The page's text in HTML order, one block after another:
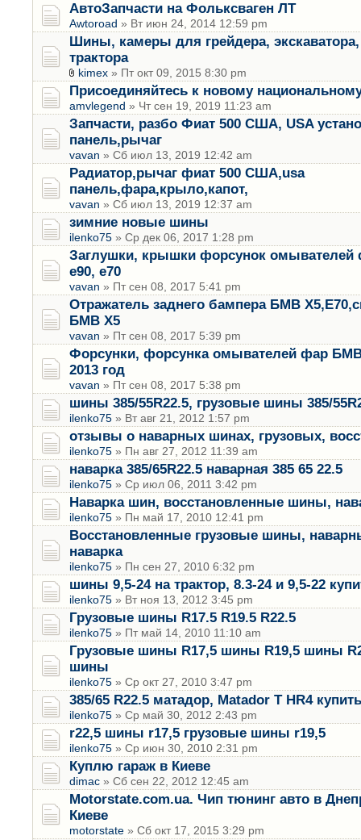
АвтоЗапчасти на Фольксваген ЛТ
Awtoroad » Вт июн 24, 2014 12:59 pm
Шины, камеры для грейдера, экскаватора,
трактора
kimex » Пт окт 09, 2015 8:30 pm
Присоединяйтесь к новому
amvlegend » Чт сен 19, 2019 11:23 am
Запчасти, разбо Фиат 500 США, USA
панель,рычаг
vavan » Сб июл 13, 2019 12:42 am
Радиатор,рычаг фиат 500 США,usa
панель,фара,крыло,капот,
vavan » Сб июл 13, 2019 12:37 am
зимние новые шины
ilenko75 » Ср дек 06, 2017 1:28 pm
Заглушки, крышки форсунок
е90, е70
vavan » Пт сен 08, 2017 5:41 pm
Отражатель заднего бампера БМВ
БМВ Х5
vavan » Пт сен 08, 2017 5:39 pm
Форсунки, форсунка омывателей фар БМВ
2013 год
vavan » Пт сен 08, 2017 5:38 pm
шины 385/55R22.5, грузовые шины 385/
ilenko75 » Вт авг 21, 2012 1:57 pm
отзывы о наварных шинах, грузовых,
ilenko75 » Пн авг 27, 2012 11:39 am
наварка 385/65R22.5 наварная 385 65 22.5
ilenko75 » Ср июл 06, 2011 3:42 pm
Наварка шин, восстановленные шины,
ilenko75 » Пн май 17, 2010 12:41 pm
Восстановленные грузовые шины,
наварка
ilenko75 » Пн сен 27, 2010 6:32 pm
шины 9,5-24 на трактор, 8.3-24 и 9,5-22
ilenko75 » Вт ноя 13, 2012 3:45 pm
Грузовые шины R17.5 R19.5 R22.5
ilenko75 » Пт май 14, 2010 11:10 am
Грузовые шины R17,5 шины R19,5 шины
шины
ilenko75 » Ср окт 27, 2010 3:47 pm
385/65 R22.5 матадор, Matador T HR4
ilenko75 » Ср май 30, 2012 2:43 pm
r22,5 шины r17,5 грузовые шины r19,5
ilenko75 » Ср июн 30, 2010 2:31 pm
Куплю гараж в Киеве
dimac » Сб сен 22, 2012 12:45 am
Motorstate.com.ua. Чип тюнинг авто в
Киеве
motorstate » Сб окт 17, 2015 3:29 pm